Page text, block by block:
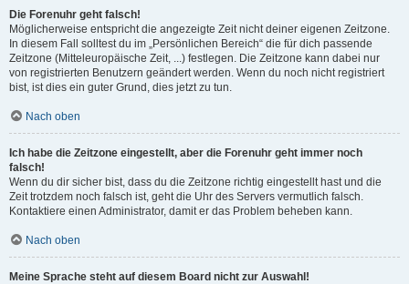
Die Forenuhr geht falsch!
Möglicherweise entspricht die angezeigte Zeit nicht deiner eigenen Zeitzone.
In diesem Fall solltest du im „Persönlichen Bereich“ die für dich passende
Zeitzone (Mitteleuropäische Zeit, ...) festlegen. Die Zeitzone kann dabei nur
von registrierten Benutzern geändert werden. Wenn du noch nicht registriert
bist, ist dies ein guter Grund, dies jetzt zu tun.
Nach oben
Ich habe die Zeitzone eingestellt, aber die Forenuhr geht immer noch
falsch!
Wenn du dir sicher bist, dass du die Zeitzone richtig eingestellt hast und die
Zeit trotzdem noch falsch ist, geht die Uhr des Servers vermutlich falsch.
Kontaktiere einen Administrator, damit er das Problem beheben kann.
Nach oben
Meine Sprache steht auf diesem Board nicht zur Auswahl!